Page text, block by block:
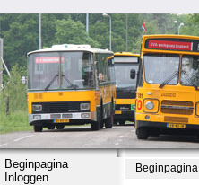
Beginpagina
Inloggen
Beginpagina